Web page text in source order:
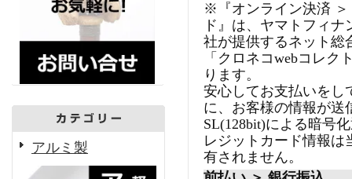
アルミ製
※『オンライン決済 ＞
ド』は、ヤマトフィナ
社が提供するネット総
「クロネコwebコレク
ります。
安心してお支払いをし
に、お客様の情報が送
SL(128bit)による暗号
レジットカード情報は
有されません。